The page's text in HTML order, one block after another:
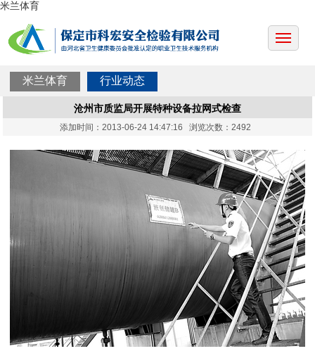
米兰体育
米兰体育 行业动态
沧州市质监局开展特种设备拉网式检查
添加时间：2013-06-24 14:47:16 浏览次数：2492